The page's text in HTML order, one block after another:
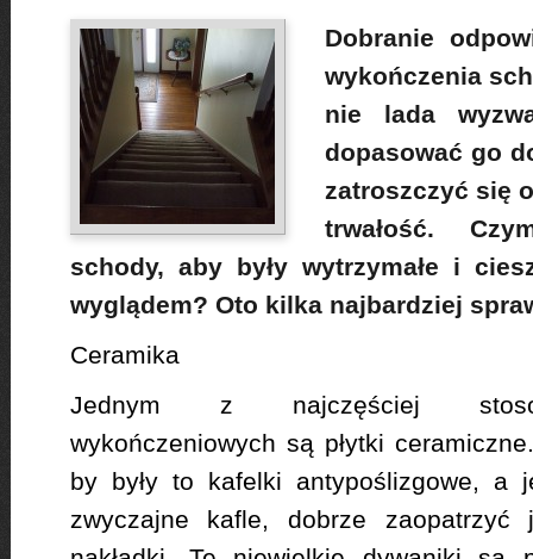
Dobranie
wykończenia
nie lada
dopasować go
zatroszczyć się
trwałość.
schody, aby były wytrzymałe i
wyglądem? Oto kilka najbardziej
Ceramika
Jednym z najczęściej
wykończeniowych są płytki
by były to kafelki antypoślizgowe, a
zwyczajne kafle, dobrze